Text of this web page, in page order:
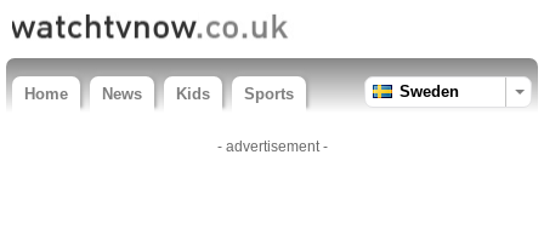
Home News Kids Sports Sweden
- advertisement -